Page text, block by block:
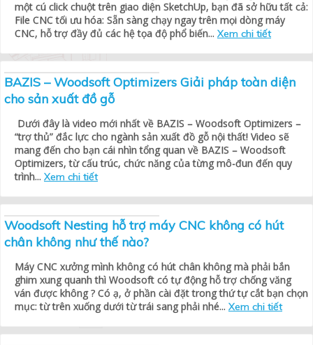
một cú click chuột trên giao diện SketchUp, bạn đã sở hữu tất cả:
File CNC tối ưu hóa: Sẵn sàng chạy ngay trên mọi dòng máy
CNC, hỗ trợ đầy đủ các hệ tọa độ phổ biến... Xem chi tiết
BAZIS – Woodsoft Optimizers Giải pháp toàn diện
cho sản xuất đồ gỗ
Dưới đây là video mới nhất về BAZIS – Woodsoft Optimizers –
“trợ thủ” đắc lực cho ngành sản xuất đồ gỗ nội thất! Video sẽ
mang đến cho bạn cái nhìn tổng quan về BAZIS – Woodsoft
Optimizers, từ cấu trúc, chức năng của từng mô-đun đến quy
trình... Xem chi tiết
Woodsoft Nesting hỗ trợ máy CNC không có hút
chân không như thế nào?
Máy CNC xưởng mình không có hút chân không mà phải bắn
ghim xung quanh thì Woodsoft có tự động hỗ trợ chống văng
ván được không ? Có ạ, ở phần cài đặt trong thứ tự cắt bạn chọn
mục: từ trên xuống dưới từ trái sang phải nhé... Xem chi tiết